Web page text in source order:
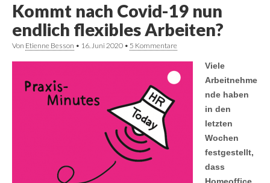
Kommt nach Covid-19 nun
endlich flexibles Arbeiten?
Von Etienne Besson • 16. Juni 2020 • 5 Kommentare
Viele
Arbeitnehme
nde haben
in den
letzten
Wochen
festgestellt,
dass
Homeoffice